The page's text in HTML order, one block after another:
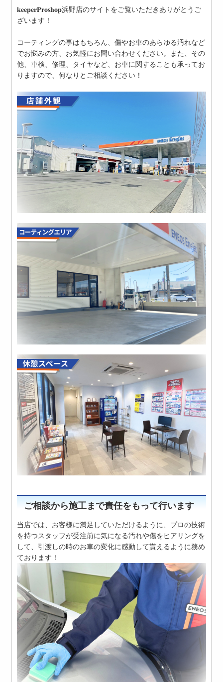
𝐤𝐞𝐞𝐩𝐞𝐫𝐏𝐫𝐨𝐬𝐡𝐨𝐩浜野店のサイトをご覧いただきありがとうご
ざいます！
コーティングの事はもちろん、傷やお車のあらゆる汚れなど
でお悩みの方、お気軽にお問い合わせください。また、その
他、車検、修理、タイヤなど、お車に関することも承ってお
りますので、何なりとご相談ください！
ご相談から施工まで責任をもって行います
当店では、お客様に満足していただけるように、プロの技術
を持つスタッフが受注前に気になる汚れや傷をヒアリングを
して、引渡しの時のお車の変化に感動して貰えるように務め
ております！